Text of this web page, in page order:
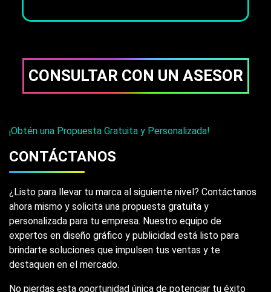
CONSULTAR CON UN ASESOR
¡Obtén una Propuesta Gratuita y Personalizada!
CONTÁCTANOS
¿Listo para llevar tu marca al siguiente nivel? Contáctanos
ahora mismo y solicita una propuesta gratuita y
personalizada para tu empresa. Nuestro equipo de
expertos en diseño gráfico y publicidad está listo para
brindarte soluciones que impulsen tus ventas y te
destaquen en el mercado.
No pierdas esta oportunidad única de potenciar tu éxito